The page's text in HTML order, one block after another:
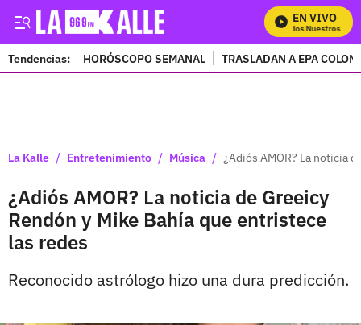
EN VIVO
Mira Todos Nuestros
Tendencias: HORÓSCOPO SEMANAL TRASLADAN A EPA
La Kalle / Entretenimiento / Música / ¿Adiós AMOR? La noticia
¿Adiós AMOR? La noticia de Greeicy
Rendón y Mike Bahía que entristece
las redes
Reconocido astrólogo hizo una dura predicción.